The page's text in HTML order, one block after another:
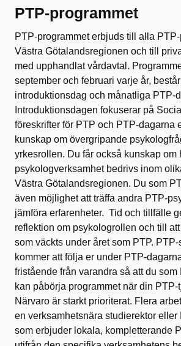
PTP-programmet
PTP-programmet erbjuds till alla
Västra Götalandsregionen och till
med upphandlat vårdavtal.
september och februari varje år,
introduktionsdag och månatliga PTP-
Introduktionsdagen fokuserar på
föreskrifter för PTP och PTP-dagarna
kunskap om övergripande
yrkesrollen. Du får också kunskap om
psykologverksamhet bedrivs inom
Västra Götalandsregionen. Du som
även möjlighet att träffa andra PTP-
jämföra erfarenheter. Tid och tillfälle
reflektion om psykologrollen och till
som väckts under året som PTP.
kommer att följa er under PTP-
fristående från varandra så att du
kan påbörja programmet när din PTP-
Närvaro är starkt prioriterat. Flera
en verksamhetsnära studierektor eller
som erbjuder lokala, kompletterande